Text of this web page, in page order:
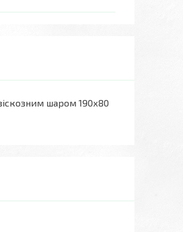
шаром 190х80